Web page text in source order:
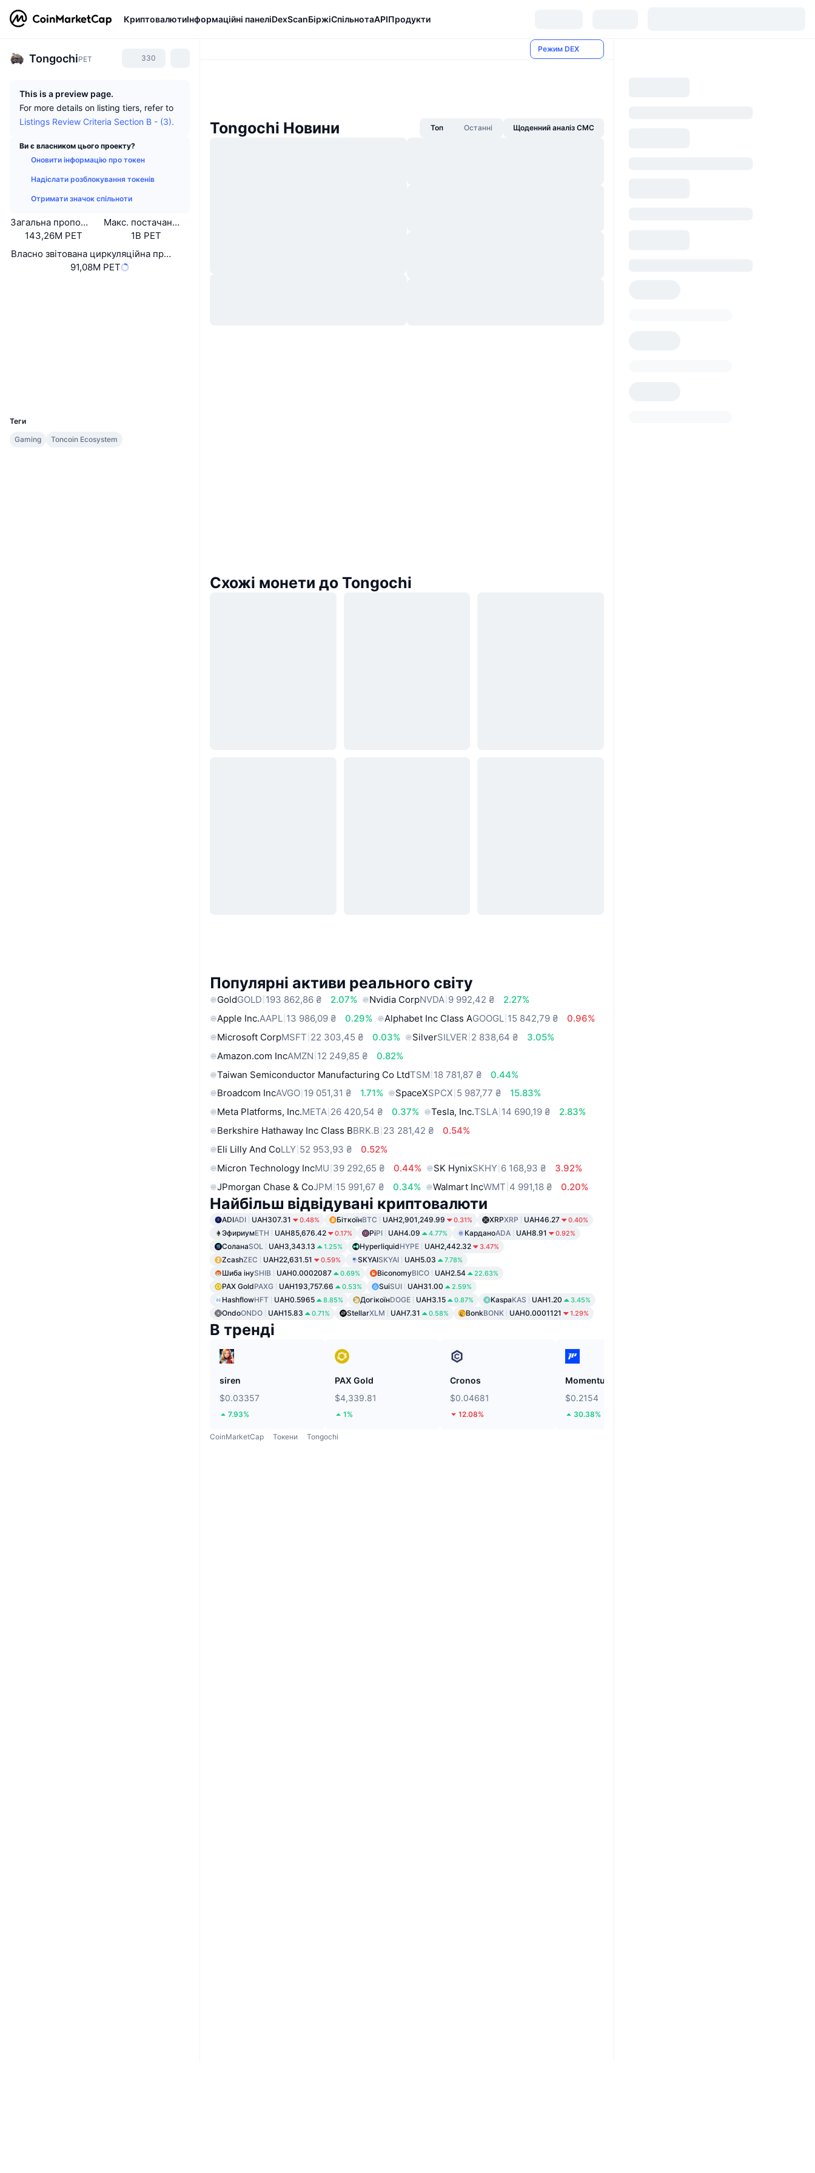
КриптовалютиІнформаційні панеліDexScanБіржіСпільнотаAPIПродукти
TongochiPET 330
This is a preview page.
For more details on listing tiers, refer to
Listings Review Criteria Section B - (3).
Ви є власником цього проекту?
Оновити інформацію про токен
Надіслати розблокування токенів
Отримати значок спільноти
Загальна пропозиція
143,26M PET
Макс. постачання
1B PET
Власно звітована циркуляційна пропозиція
91,08M PET
Теги
Gaming
Toncoin Ecosystem
Режим DEX
Tongochi Новини Топ Останні Щоденний аналіз CMC
Схожі монети до Tongochi
Популярні активи реального світу
GoldGOLD 193 862,86 ₴ 2.07% Nvidia CorpNVDA 9 992,42 ₴
2.27%
Apple Inc.AAPL 13 986,09 ₴ 0.29% Alphabet Inc Class AGOOGL 15 842,79 ₴
0.96%
Microsoft CorpMSFT 22 303,45 ₴ 0.03% SilverSILVER 2 838,64 ₴
3.05%
Amazon.com IncAMZN 12 249,85 ₴
0.82%
Taiwan Semiconductor Manufacturing Co LtdTSM 18 781,87 ₴
0.44%
Broadcom IncAVGO 19 051,31 ₴ 1.71% SpaceXSPCX 5 987,77 ₴
15.83%
Meta Platforms, Inc.META 26 420,54 ₴ 0.37% Tesla, Inc.TSLA 14 690,19 ₴
2.83%
Berkshire Hathaway Inc Class BBRK.B 23 281,42 ₴
0.54%
Eli Lilly And CoLLY 52 953,93 ₴
0.52%
Micron Technology IncMU 39 292,65 ₴ 0.44% SK HynixSKHY 6 168,93 ₴
3.92%
JPmorgan Chase & CoJPM 15 991,67 ₴ 0.34% Walmart IncWMT 4 991,18 ₴ 0.20%
Найбільш відвідувані криптовалюти
ADIADI UAH307.31 0.48% БіткоїнBTC UAH2,901,249.99 0.31% XRPXRP UAH46.27 0.40%
ЭфириумETH UAH85,676.42 0.17% PiPI UAH4.09 4.77% КарданоADA UAH8.91 0.92%
СоланаSOL UAH3,343.13 1.25% HyperliquidHYPE UAH2,442.32 3.47%
ZcashZEC UAH22,631.51 0.59% SKYAISKYAI UAH5.03 7.78%
Шиба інуSHIB UAH0.0002087 0.69% BiconomyBICO UAH2.54 22.63%
PAX GoldPAXG UAH193,757.66 0.53% SuiSUI UAH31.00 2.59%
HashflowHFT UAH0.5965 8.85% ДогікоїнDOGE UAH3.15 0.87% KaspaKAS UAH1.20 3.45%
OndoONDO UAH15.83 0.71% StellarXLM UAH7.31 0.58% BonkBONK UAH0.0001121 1.29%
В тренді
siren
$0.03357
7.93%
PAX Gold
$4,339.81
1%
Cronos
$0.04681
12.08%
Momentum
$0.2154
30.38%
CoinMarketCap Токени Tongochi